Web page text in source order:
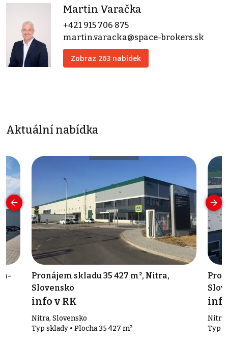
Martin Varačka
+421 915 706 875
martin.varacka@space-brokers.sk
Zobraz 263 nabídek
Aktuální nabídka
Pronájem skladu 35 427 m², Nitra,
Slovensko
info v RK
Nitra, Slovensko
Typ sklady • Plocha 35 427 m²
Nitra,
Typ